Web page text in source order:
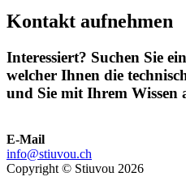
Kontakt aufnehmen
Interessiert? Suchen Sie
welcher Ihnen die
und Sie mit Ihrem Wissen
E-Mail
info@stiuvou.ch
Copyright © Stiuvou 2026